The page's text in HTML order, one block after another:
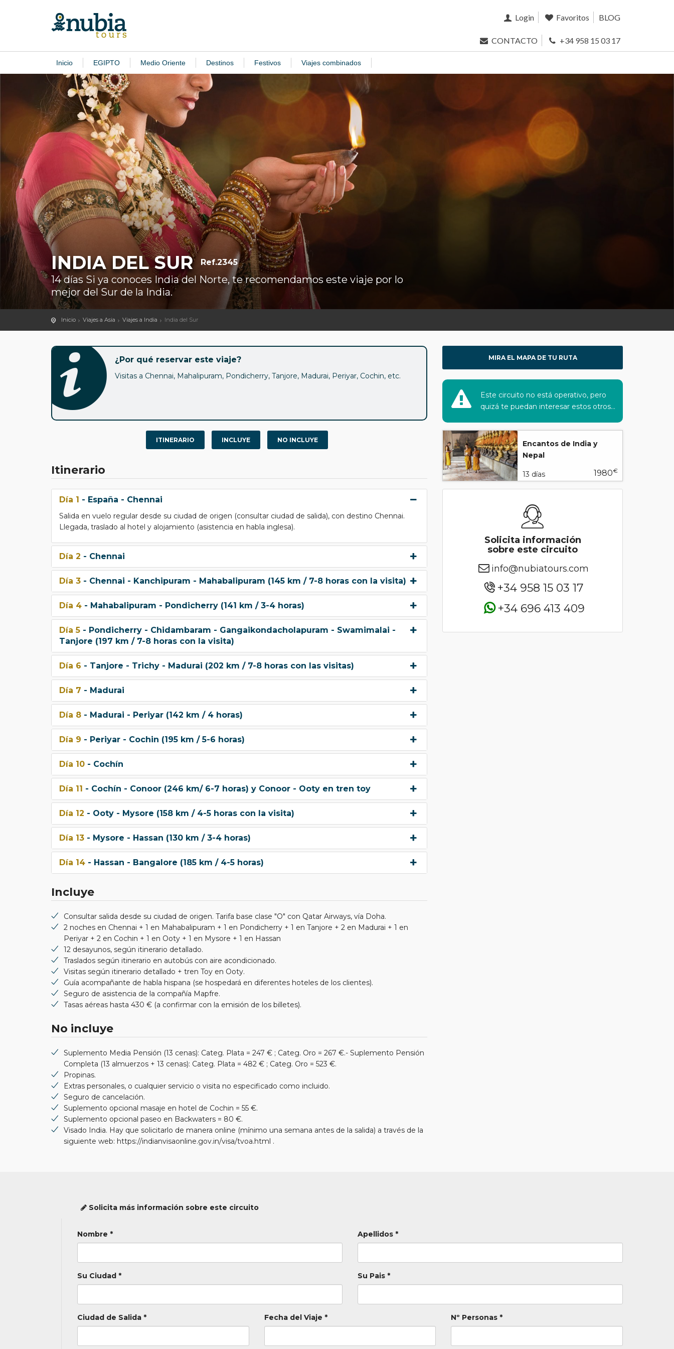
Login Favoritos BLOG
CONTACTO +34 958 15 03 17
Inicio EGIPTO Medio Oriente Destinos Festivos Viajes combinados
INDIA DEL SUR Ref.2345
14 días Si ya conoces India del Norte, te recomendamos este viaje por lo
mejor del Sur de la India.
Inicio Viajes a Asia Viajes a India India del Sur
¿Por qué reservar este viaje?
Visitas a Chennai, Mahalipuram, Pondicherry, Tanjore, Madurai, Periyar, Cochin, etc.
ITINERARIO INCLUYE NO INCLUYE
Itinerario
Día 1 - España - Chennai
Salida en vuelo regular desde su ciudad de origen (consultar ciudad de salida), con destino Chennai.
Llegada, traslado al hotel y alojamiento (asistencia en habla inglesa).
Día 2 - Chennai
Día 3 - Chennai - Kanchipuram - Mahabalipuram (145 km / 7-8 horas con la visita)
Día 4 - Mahabalipuram - Pondicherry (141 km / 3-4 horas)
Día 5 - Pondicherry - Chidambaram - Gangaikondacholapuram - Swamimalai -
Tanjore (197 km / 7-8 horas con la visita)
Día 6 - Tanjore - Trichy - Madurai (202 km / 7-8 horas con las visitas)
Día 7 - Madurai
Día 8 - Madurai - Periyar (142 km / 4 horas)
Día 9 - Periyar - Cochin (195 km / 5-6 horas)
Día 10 - Cochín
Día 11 - Cochín - Conoor (246 km/ 6-7 horas) y Conoor - Ooty en tren toy
Día 12 - Ooty - Mysore (158 km / 4-5 horas con la visita)
Día 13 - Mysore - Hassan (130 km / 3-4 horas)
Día 14 - Hassan - Bangalore (185 km / 4-5 horas)
Incluye
Consultar salida desde su ciudad de origen. Tarifa base clase "O" con Qatar Airways, vía Doha.
2 noches en Chennai + 1 en Mahabalipuram + 1 en Pondicherry + 1 en Tanjore + 2 en Madurai + 1 en
Periyar + 2 en Cochin + 1 en Ooty + 1 en Mysore + 1 en Hassan
12 desayunos, según itinerario detallado.
Traslados según itinerario en autobús con aire acondicionado.
Visitas según itinerario detallado + tren Toy en Ooty.
Guía acompañante de habla hispana (se hospedará en diferentes hoteles de los clientes).
Seguro de asistencia de la compañía Mapfre.
Tasas aéreas hasta 430 € (a confirmar con la emisión de los billetes).
No incluye
Suplemento Media Pensión (13 cenas): Categ. Plata = 247 € ; Categ. Oro = 267 €.- Suplemento Pensión
Completa (13 almuerzos + 13 cenas): Categ. Plata = 482 € ; Categ. Oro = 523 €.
Propinas.
Extras personales, o cualquier servicio o visita no especificado como incluido.
Seguro de cancelación.
Suplemento opcional masaje en hotel de Cochin = 55 €.
Suplemento opcional paseo en Backwaters = 80 €.
Visado India. Hay que solicitarlo de manera online (mínimo una semana antes de la salida) a través de la
siguiente web: https://indianvisaonline.gov.in/visa/tvoa.html .
MIRA EL MAPA DE TU RUTA
Este circuito no está operativo, pero
quizá te puedan interesar estos otros...
Encantos de India y
Nepal
13 días 1980€
Solicita información
sobre este circuito
info@nubiatours.com
+34 958 15 03 17
+34 696 413 409
Solicita más información sobre este circuito
Nombre * Apellidos *
Su Ciudad * Su Pais *
Ciudad de Salida * Fecha del Viaje * Nº Personas *